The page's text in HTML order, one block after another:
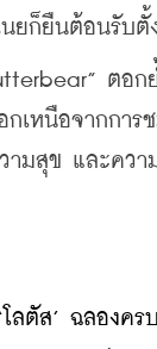
ยก็ยืนต้อนรับตั้
ตอกย้
เหนือจากการ
ามสุข และคว
โลตัส’ ฉลองค